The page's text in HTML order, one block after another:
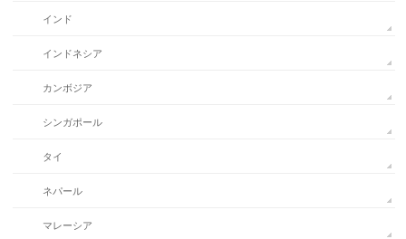
インド
インドネシア
カンボジア
シンガポール
タイ
ネパール
マレーシア